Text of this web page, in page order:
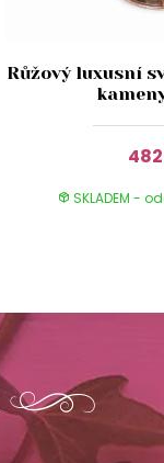
Růžový luxusní
SKLADEM -